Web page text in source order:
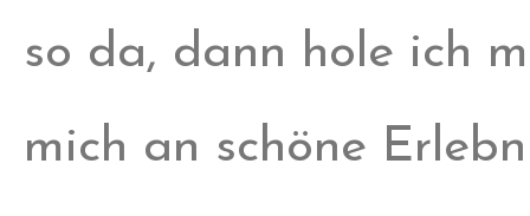
so da, dann hole ich
mich an schöne